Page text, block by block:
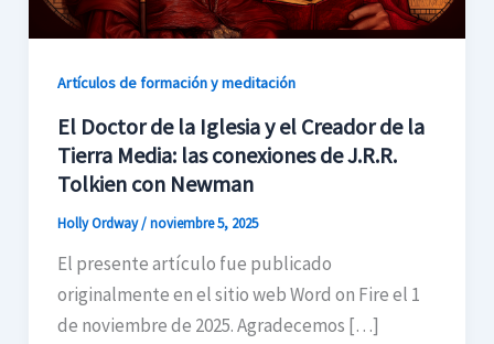
Artículos de formación y meditación
El Doctor de la Iglesia y el Creador de la
Tierra Media: las conexiones de J.R.R.
Tolkien con Newman
Holly Ordway/noviembre 5, 2025
El presente artículo fue publicado
originalmente en el sitio web Word on Fire el 1
de noviembre de 2025. Agradecemos […]